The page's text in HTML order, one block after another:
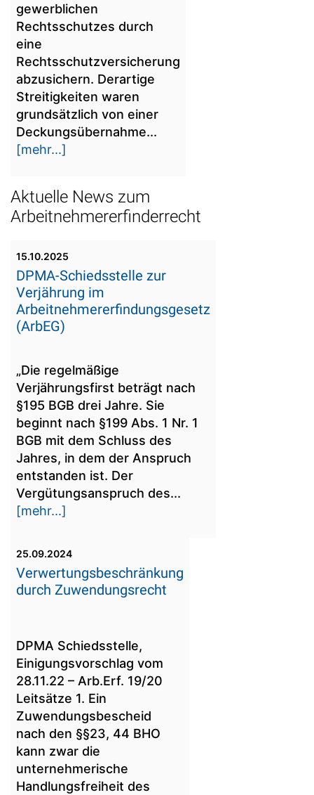
gewerblichen
Rechtsschutzes durch
eine
Rechtsschutzversicherung
abzusichern. Derartige
Streitigkeiten waren
grundsätzlich von einer
Deckungsübernahme...
[mehr...]
Aktuelle News zum
Arbeitnehmererfinderrecht
15.10.2025
DPMA-Schiedsstelle zur
Verjährung im
Arbeitnehmererfindungsgesetz
(ArbEG)
„Die regelmäßige
Verjährungsfirst beträgt nach
§195 BGB drei Jahre. Sie
beginnt nach §199 Abs. 1 Nr. 1
BGB mit dem Schluss des
Jahres, in dem der Anspruch
entstanden ist. Der
Vergütungsanspruch des...
[mehr...]
25.09.2024
Verwertungsbeschränkung
durch Zuwendungsrecht
DPMA Schiedsstelle,
Einigungsvorschlag vom
28.11.22 – Arb.Erf. 19/20
Leitsätze 1. Ein
Zuwendungsbescheid
nach den §§23, 44 BHO
kann zwar die
unternehmerische
Handlungsfreiheit des